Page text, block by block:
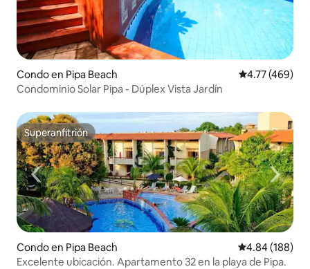
Condo en Pipa Beach Calificación
4.77 (469)
Condominio Solar Pipa - Dúplex Vista Jardín
Superanfitrión
Superanfitrión
Condo en Pipa Beach Calificación
4.84 (188)
Excelente ubicación. Apartamento 32 en la playa de Pipa.